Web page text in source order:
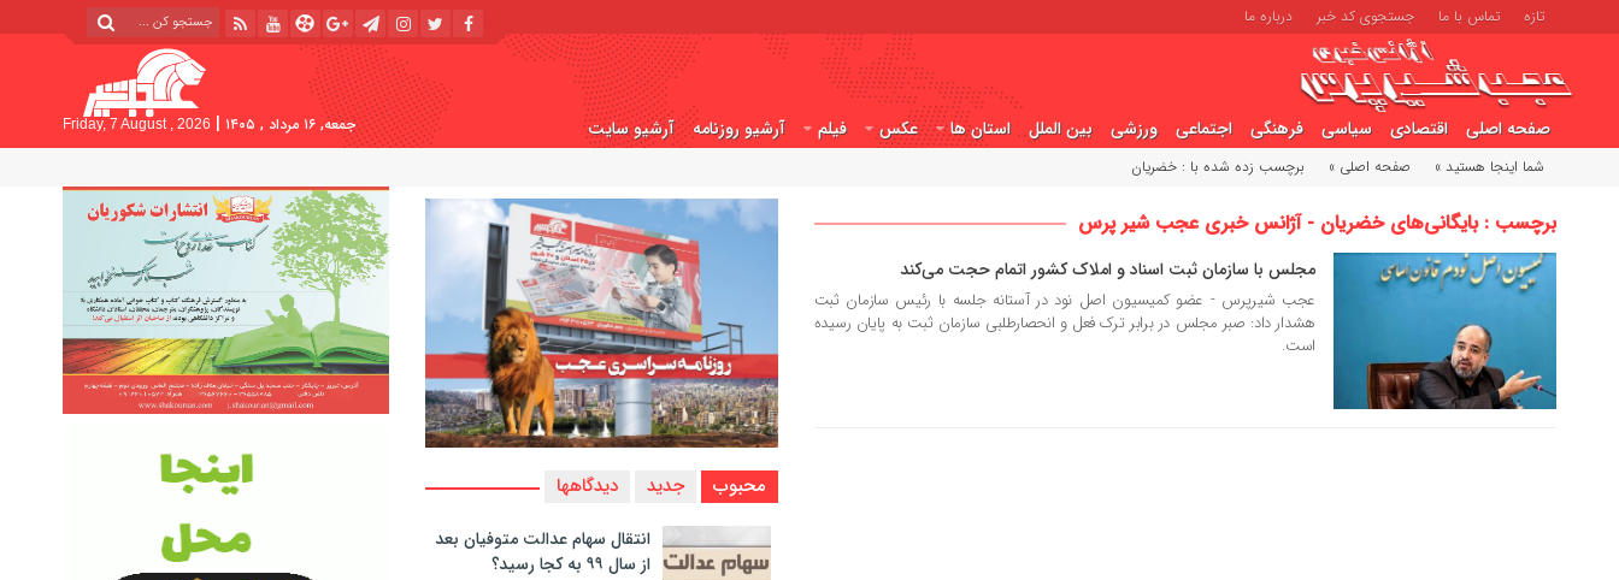
تازه تماس با ما جستجوی کد خبر درباره ما
صفحه اصلی اقتصادی سیاسی فرهنگی اجتماعی ورزشی بین الملل استان ها عکس فیلم آرشیو روزنامه آرشیو سایت جمعه, ۱۶ مرداد , ۱۴۰۵ |
Friday, 7 August , 2026
شما اینجا هستید » صفحه اصلی » برچسب زده شده با : خضریان
برچسب : بایگانی‌های خضریان - آژانس خبری عجب شیر پرس
15 مرداد 1404 مجلس با سازمان ثبت اسناد و املاک کشور اتمام حجت می‌کند
عجب شیرپرس - عضو کمیسیون اصل نود در آستانه جلسه با رئیس سازمان ثبت
هشدار داد: صبر مجلس در برابر ترک فعل و انحصارطلبی سازمان ثبت به پایان رسیده
است.
محبوب جدید دیدگاهها
انتقال سهام عدالت متوفیان بعد
از سال ۹۹ به کجا رسید؟